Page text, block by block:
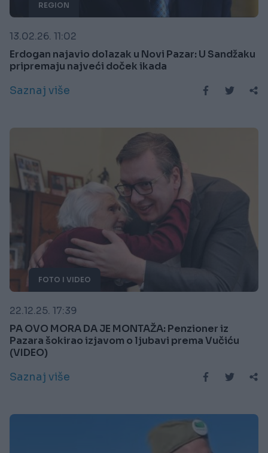
REGION
13.02.26. 11:02
Erdogan najavio dolazak u Novi Pazar: U Sandžaku
pripremaju najveći doček ikada
Saznaj više
FOTO I VIDEO
22.12.25. 17:39
PA OVO MORA DA JE MONTAŽA: Penzioner iz
Pazara šokirao izjavom o ljubavi prema Vučiću
(VIDEO)
Saznaj više